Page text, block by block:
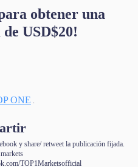
obtener una
USD$20!
ONE .
y share/ retweet la publicación fijada.
TOP1Marketsofficial